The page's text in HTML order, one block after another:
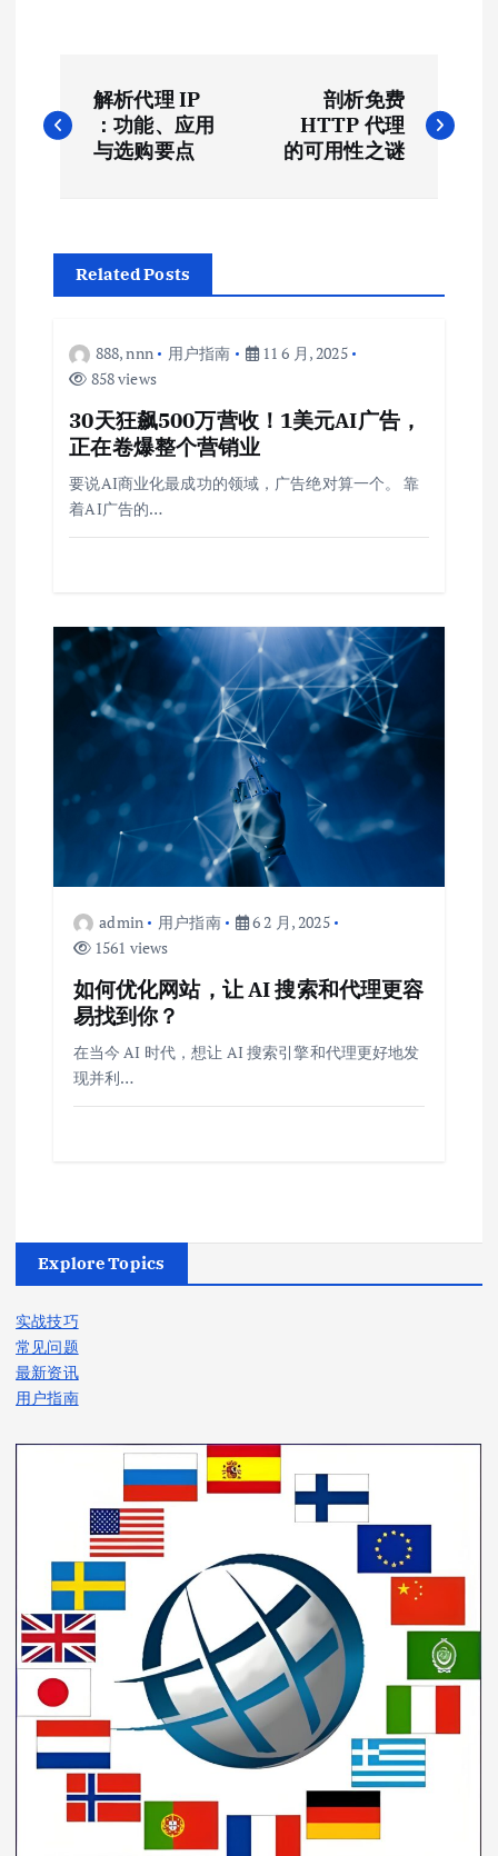
章
航
解析代理 IP
：功能、应用
与选购要点
剖析免费
HTTP 代理
的可用性之谜
Related Posts
888, nnn 用户指南
11 6 月, 2025
858 views
30天狂飙500万营收！1美元AI广告，
正在卷爆整个营销业
要说AI商业化最成功的领域，广告绝对算一个。 靠
着AI广告的…
admin 用户指南
6 2 月, 2025
1561 views
如何优化网站，让 AI 搜索和代理更容
易找到你？
在当今 AI 时代，想让 AI 搜索引擎和代理更好地发
现并利…
Explore Topics
实战技巧
常见问题
最新资讯
用户指南